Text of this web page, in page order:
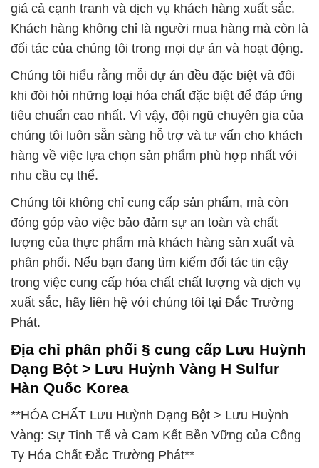
giá cả cạnh tranh và dịch vụ khách hàng xuất sắc.
Khách hàng không chỉ là người mua hàng mà còn là
đối tác của chúng tôi trong mọi dự án và hoạt động.
Chúng tôi hiểu rằng mỗi dự án đều đặc biệt và đôi
khi đòi hỏi những loại hóa chất đặc biệt để đáp ứng
tiêu chuẩn cao nhất. Vì vậy, đội ngũ chuyên gia của
chúng tôi luôn sẵn sàng hỗ trợ và tư vấn cho khách
hàng về việc lựa chọn sản phẩm phù hợp nhất với
nhu cầu cụ thể.
Chúng tôi không chỉ cung cấp sản phẩm, mà còn
đóng góp vào việc bảo đảm sự an toàn và chất
lượng của thực phẩm mà khách hàng sản xuất và
phân phối. Nếu bạn đang tìm kiếm đối tác tin cậy
trong việc cung cấp hóa chất chất lượng và dịch vụ
xuất sắc, hãy liên hệ với chúng tôi tại Đắc Trường
Phát.
Địa chỉ phân phối § cung cấp Lưu Huỳnh
Dạng Bột > Lưu Huỳnh Vàng H Sulfur
Hàn Quốc Korea
**HÓA CHẤT Lưu Huỳnh Dạng Bột > Lưu Huỳnh
Vàng: Sự Tinh Tế và Cam Kết Bền Vững của Công
Ty Hóa Chất Đắc Trường Phát**